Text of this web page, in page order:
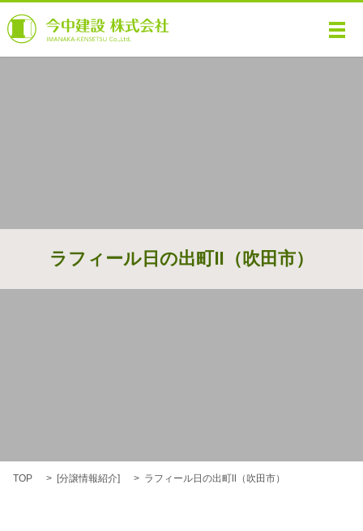
メ
ラフィール日の出町Ⅱ（吹田市）
TOP [分譲情報紹介] ラフィール日の出町Ⅱ（吹田市）